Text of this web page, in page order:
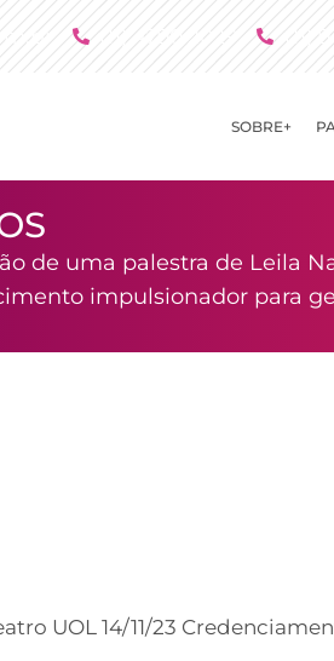
SOBRE+
de uma palestra de Leila
impulsionador para
UOL 14/11/23